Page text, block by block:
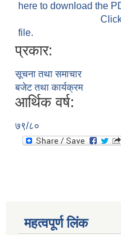
here to download the
file.
प्रकार:
सूचना तथा समाचार
बजेट तथा कार्यक्रम
आर्थिक वर्ष:
७९/८०
महत्वपूर्ण लिंक